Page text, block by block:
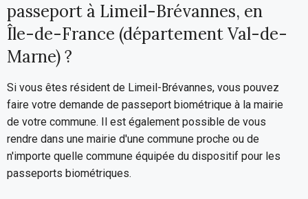
passeport à Limeil-Brévannes, en
Île-de-France (département Val-de-
Marne) ?
Si vous êtes résident de Limeil-Brévannes, vous pouvez
faire votre demande de passeport biométrique à la mairie
de votre commune. Il est également possible de vous
rendre dans une mairie d'une commune proche ou de
n'importe quelle commune équipée du dispositif pour les
passeports biométriques.